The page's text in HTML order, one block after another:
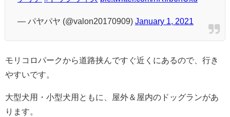
— パヤパヤ (@valon20170909) January 1, 2021
モリコロパークから道路挟んですぐ近くにあるので、行き
やすいです。
大型犬用・小型犬用ともに、屋外＆屋内のドッグランがあ
ります。